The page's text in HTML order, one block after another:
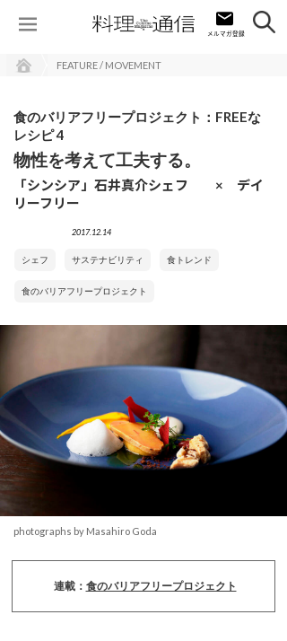
FEATURE / MOVEMENT
食のバリアフリープロジェクト：FREEな
レシピ 4
物性を考えて工夫する。
「シンシア」石井真介シェフ × デイ
リーフリー
2017.12.14
シェフ サステナビリティ 食トレンド
食のバリアフリープロジェクト
photographs by Masahiro Goda
連載： 食のバリアフリープロジェクト